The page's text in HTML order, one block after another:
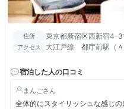
住所 東京都新宿区西新宿4-
アクセス 大江戸線 都庁前駅（
宿泊した人の口コミ
まんご
全体的にスタイリッシュな感じ